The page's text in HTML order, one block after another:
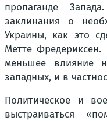
пропаганде
заклинания о
Украины, как это
Метте
меньшее влияние
западных, и в
Политическое и
выстраиваться